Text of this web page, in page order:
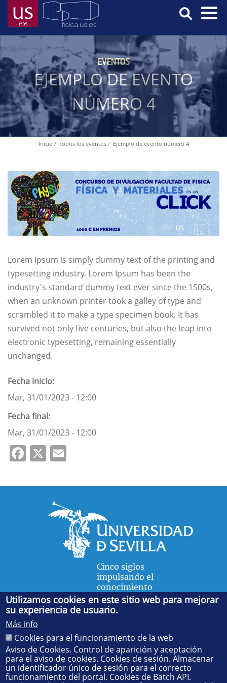
Pasar
contenido
principal
Menú
Principal
EVENTOS
EJEMPLO DE EVENTO
NÚMERO 4
navegación
Inicio Todos los eventos Ejemplo de evento número 4
Lorem Ipsum is simply dummy text of the printing and
typesetting industry. Lorem Ipsum has been the
industry's standard dummy text ever since the 1500s,
when an unknown printer took a galley of type and
scrambled it to make a type specimen book. It has
survived not only five centuries, but also the leap into
electronic typesetting, remaining essentially
unchanged.
Fecha inicio
Mar, 31/01/2023 - 12:00
Fecha final
Mar, 31/01/2023 - 12:00
Facebook
X
Cinco siglos
impulsando el
conocimiento
FACULTAD DE FÍSICA
Avda. de la Reina Mercedes, s/n. 41012 Sevilla. Tel.:
55 28 91. Administración:administradorfisica@us.es
Secretaría:jsecfisi@us.es- Decanato:ffisaog@us.es
Utilizamos cookies en este sitio web para mejorar
su experiencia de usuario.
Más info
Cookies para el funcionamiento de la web
Aviso de Cookies. Control de aparición y aceptación
para el aviso de cookies. Cookies de sesión. Almacenar
un identificador único de sesión para el correcto
funcionamiento del portal. Cookies de Batch API.